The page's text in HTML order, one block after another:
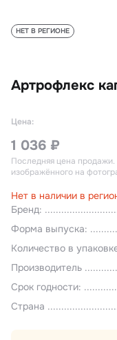
Артрофлекс
НЕТ В РЕГИОНЕ
Бренд:
Форма выпуска:
Количество в
Производитель
Срок годности:
Страна
Цена:
1 036 ₽
Последняя цена продажи
изображённого на
Нет в наличии в